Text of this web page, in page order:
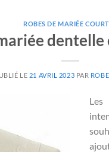
ROBES DE MARIÉE
LE 21 AVRIL 2023 PAR